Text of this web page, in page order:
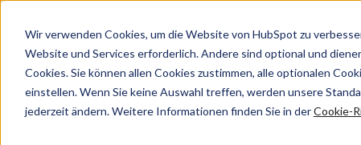
Wir verwenden Cookies, um die Website von HubSpot zu
Website und Services erforderlich. Andere sind optional und
Cookies. Sie können allen Cookies zustimmen, alle optionalen
einstellen. Wenn Sie keine Auswahl treffen, werden unsere
jederzeit ändern. Weitere Informationen finden Sie in derCookie-